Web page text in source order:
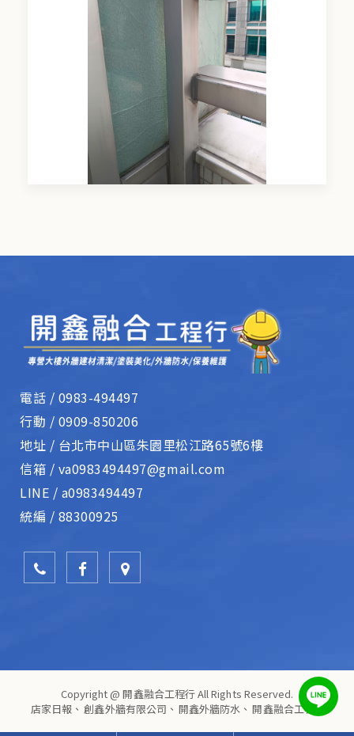
電話 / 0983-494497
行動 / 0909-850206
地址 / 台北市中山區朱園里松江路65號6樓
信箱 / va0983494497@gmail.com
LINE / a0983494497
統編 / 88300925
Copyright @ 開鑫融合工程行 All Rights Reserved.
店家日報 、 創鑫外牆有限公司 、 開鑫外牆防水 、 開鑫融合工程行